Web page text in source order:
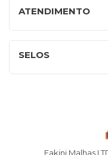
ATENDIMENTO
SELOS
Fakini Malhas